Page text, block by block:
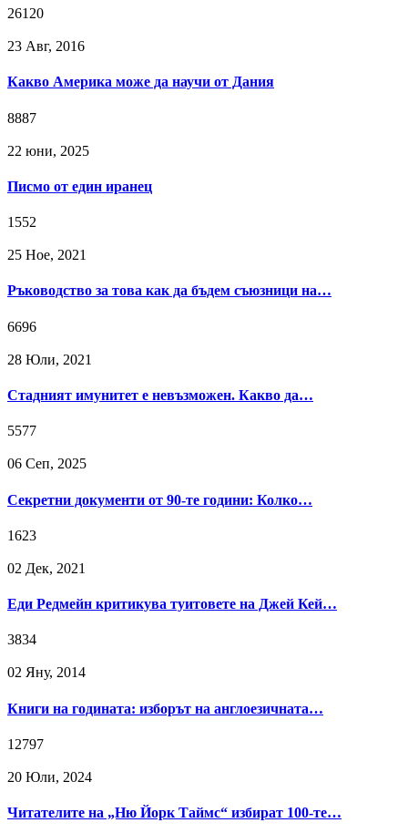
26120
23 Авг, 2016
Какво Америка може да научи от Дания
8887
22 юни, 2025
Писмо от един иранец
1552
25 Ное, 2021
Ръководство за това как да бъдем съюзници на…
6696
28 Юли, 2021
Стадният имунитет е невъзможен. Какво да…
5577
06 Сeп, 2025
Секретни документи от 90-те години: Колко…
1623
02 Дек, 2021
Еди Редмейн критикува туитовете на Джей Кей…
3834
02 Яну, 2014
Книги на годината: изборът на англоезичната…
12797
20 Юли, 2024
Читателите на „Ню Йорк Таймс“ избират 100-те…